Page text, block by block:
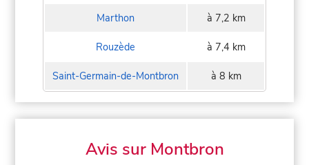
Marthon à 7,2 km
Rouzède à 7,4 km
Saint-Germain-de-Montbron à 8 km
Avis sur Montbron